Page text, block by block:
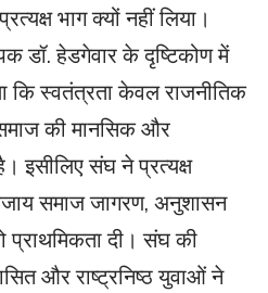
भाग क्यों नहीं लिया।
डॉ. हेडगेवार के दृष्टिकोण में
कि स्वतंत्रता केवल राजनीतिक
समाज की मानसिक और
इसीलिए संघ ने प्रत्यक्ष
समाज जागरण, अनुशासन
प्राथमिकता दी। संघ की
और राष्ट्रनिष्ठ युवाओं ने